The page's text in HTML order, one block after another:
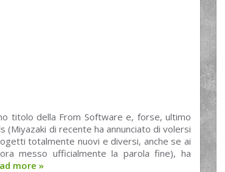
titolo della From Software e, forse, ultimo
(Miyazaki di recente ha annunciato di volersi
totalmente nuovi e diversi, anche se ai
messo ufficialmente la parola fine), ha
more »